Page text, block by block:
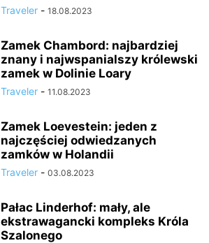
Traveler - 18.08.2023
Zamek Chambord: najbardziej
znany i najwspanialszy królewski
zamek w Dolinie Loary
Traveler - 11.08.2023
Zamek Loevestein: jeden z
najczęściej odwiedzanych
zamków w Holandii
Traveler - 03.08.2023
Pałac Linderhof: mały, ale
ekstrawagancki kompleks Króla
Szalonego